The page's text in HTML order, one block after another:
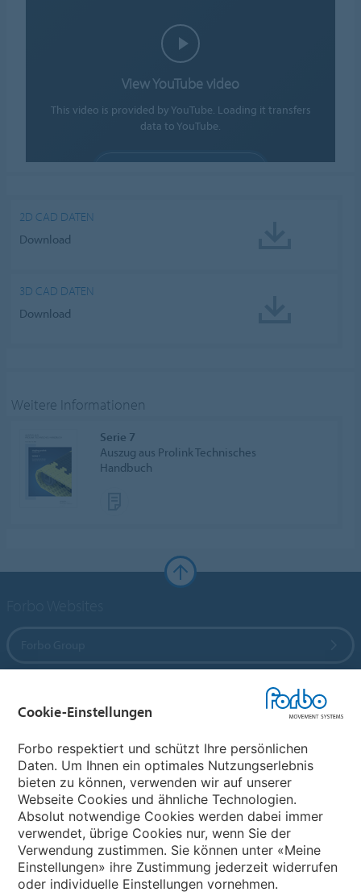
View YouTube video
This video is provided by YouTube. Loading it transfers
data to YouTube.
2D CAD DATEN
Download
3D CAD DATEN
Download
Weitere Informationen
Serie 7
Auszug aus Prolink Technisches
Handbuch
Wählen Sie ein Land
Wählen Sie Ihr Land
Cookie-Einstellungen
Forbo respektiert und schützt Ihre persönlichen
Daten. Um Ihnen ein optimales Nutzungserlebnis
bieten zu können, verwenden wir auf unserer
Webseite Cookies und ähnliche Technologien.
Absolut notwendige Cookies werden dabei immer
verwendet, übrige Cookies nur, wenn Sie der
Verwendung zustimmen. Sie können unter «Meine
Einstellungen» ihre Zustimmung jederzeit widerrufen
oder individuelle Einstellungen vornehmen.